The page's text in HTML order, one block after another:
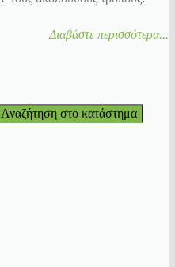
Διαβάστε περισσότερα...